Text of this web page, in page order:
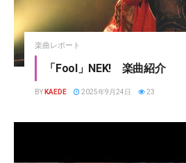
楽曲レポート
「Fool」NEK! 楽曲紹介
BY KAEDE 2025年9月24日 23